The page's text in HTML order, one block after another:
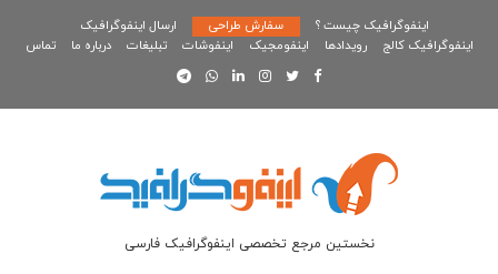
اینفوگرافیک چیست ؟ سفارش طراحی
ارسال اینفوگرافیک
اینفوگرافیک کالج
رویدادها اینفومجیک اینفوشات تبلیغات درباره ما تماس
نخستین مرجع تخصصی اینفوگرافیک فارسی